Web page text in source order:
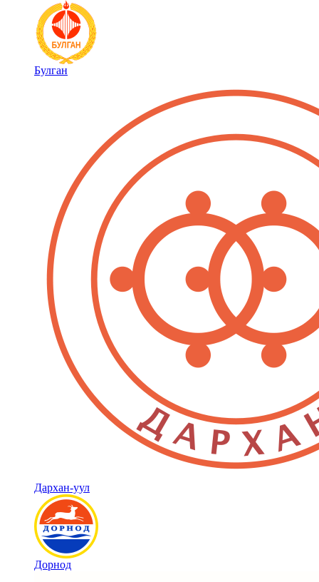
Булган
Дархан-уул
Дорнод